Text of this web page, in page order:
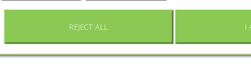
Une boite cartonnée blanche (5x5xH8cm), un
3mm, un ruban en satin bleu marine 3mm et une
REJECT ALL I